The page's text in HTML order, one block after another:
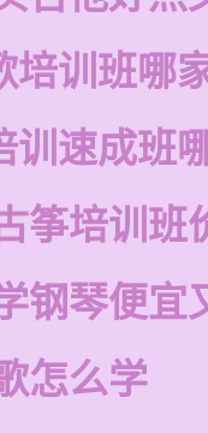
培训班哪
训速成班
筝培训班
钢琴便宜
怎么学